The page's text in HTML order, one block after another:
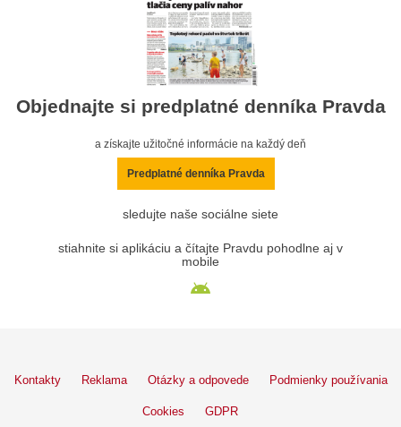
Objednajte si predplatné denníka Pravda
a získajte užitočné informácie na každý deň
Predplatné denníka Pravda
sledujte naše sociálne siete
stiahnite si aplikáciu a čítajte Pravdu pohodlne aj v
mobile
Kontakty Reklama Otázky a odpovede Podmienky používania
Cookies GDPR